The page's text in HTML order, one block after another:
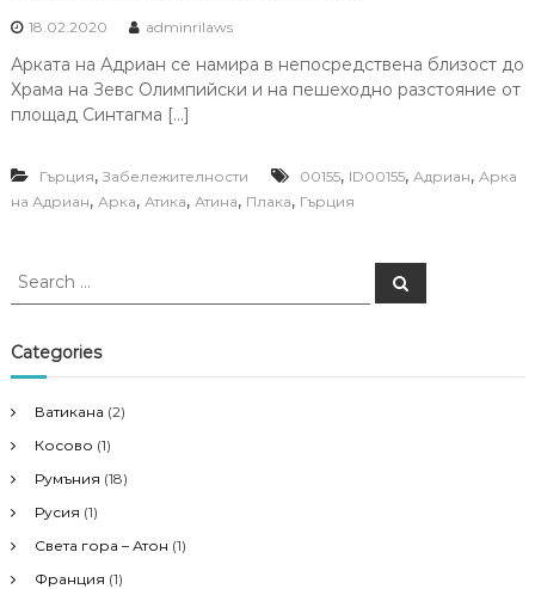
18.02.2020 adminrilaws
Арката на Адриан се намира в непосредствена близост до
Храма на Зевс Олимпийски и на пешеходно разстояние от
площад Синтагма […]
Гърция, Забележителности 00155, ID00155, Адриан, Арка
на Адриан, Арка, Атика, Атина, Плака, Гърция
S
r
c
f
o
r
S
e
Categories
Ватикана (2)
Косово (1)
Румъния (18)
Русия (1)
Света гора – Атон (1)
Франция (1)